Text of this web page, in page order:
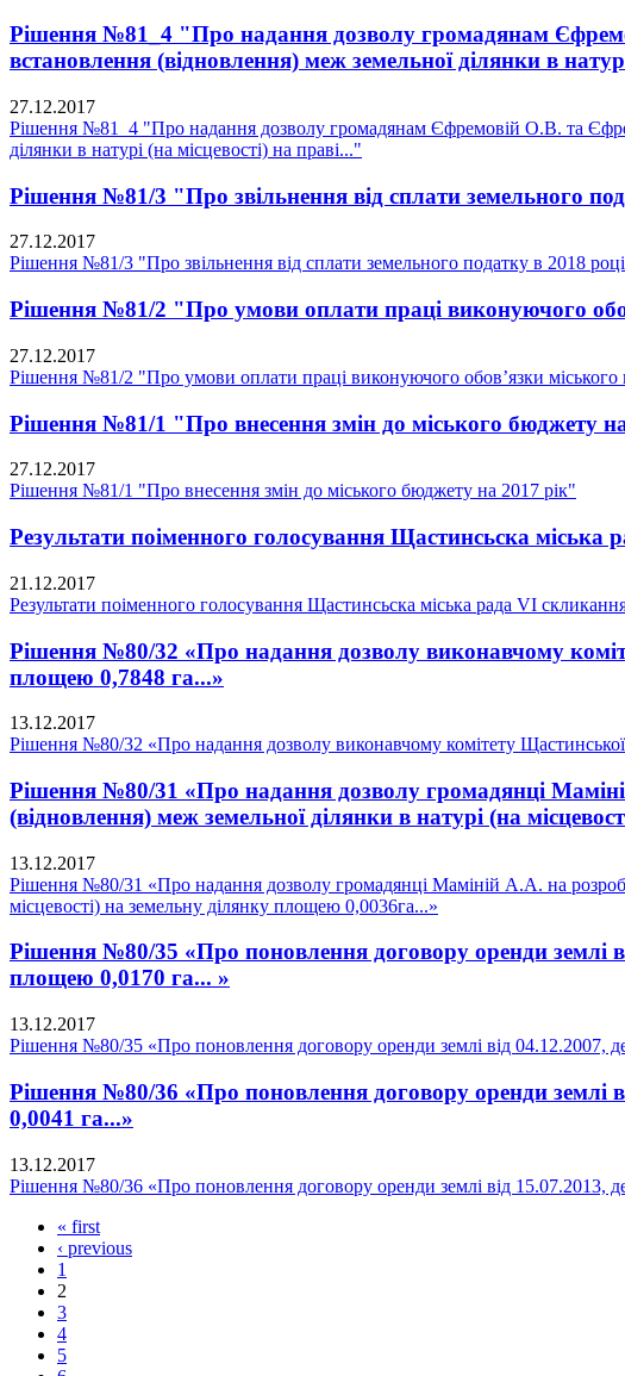
Рішення №81_4 "Про надання дозволу громадянам
встановлення (відновлення) меж земельної ділянки в
27.12.2017
Рішення №81_4 "Про надання дозволу громадянам Єфремовій О.В. та
ділянки в натурі (на місцевості) на праві..."
Рішення №81/3 "Про звільнення від сплати земельного
27.12.2017
Рішення №81/3 "Про звільнення від сплати земельного податку в 2018
Рішення №81/2 "Про умови оплати праці виконуючого
27.12.2017
Рішення №81/2 "Про умови оплати праці виконуючого обов’язки
Рішення №81/1 "Про внесення змін до міського бюджету
27.12.2017
Рішення №81/1 "Про внесення змін до міського бюджету на 2017 рік"
Результати поіменного голосування Щастинсьска міська
21.12.2017
Результати поіменного голосування Щастинсьска міська рада VI
Рішення №80/32 «Про надання дозволу виконавчому
площею 0,7848 га...»
13.12.2017
Рішення №80/32 «Про надання дозволу виконавчому комітету
Рішення №80/31 «Про надання дозволу громадянці
(відновлення) меж земельної ділянки в натурі (на
13.12.2017
Рішення №80/31 «Про надання дозволу громадянці Маміній А.А. на
місцевості) на земельну ділянку площею 0,0036га...»
Рішення №80/35 «Про поновлення договору оренди землі
площею 0,0170 га... »
13.12.2017
Рішення №80/35 «Про поновлення договору оренди землі від 04.12.2007,
Рішення №80/36 «Про поновлення договору оренди землі
0,0041 га...»
13.12.2017
Рішення №80/36 «Про поновлення договору оренди землі від 15.07.2013,
« first
‹ previous
1
2
3
4
5